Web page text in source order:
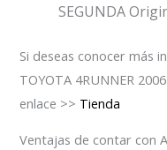
SEGUNDA
Si deseas conocer más
TOYOTA 4RUNNER
enlace >> Tienda
Ventajas de contar con